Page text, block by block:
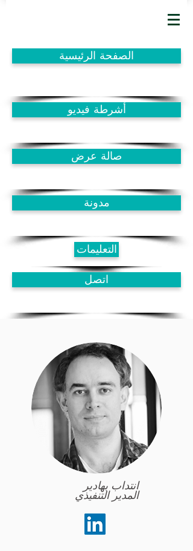
الصفحة الرئيسية
أشرطة فيديو
صالة عرض
مدونة
التعليمات
اتصل
انتداب بهادير
المدير التنفيذي